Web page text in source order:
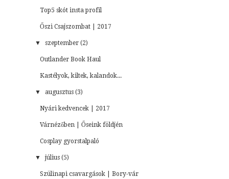
Top5 skót insta profil
Őszi Csajszombat | 2017
▼ szeptember (2)
Outlander Book Haul
Kastélyok, kiltek, kalandok...
▼ augusztus (3)
Nyári kedvencek | 2017
Várnézőben | Őseink földjén
Cosplay gyorstalpaló
▼ július (5)
Szülinapi csavargások | Bory-vár